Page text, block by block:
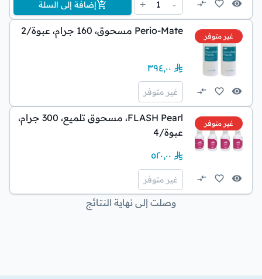
-
1
+ إضافة إلى السلة
غير متوفر Perio-Mate مسحوق، 160 جرام، عبوة/2
٣٩٤٫٠٠
غير متوفر
غير متوفر
FLASH Pearl، مسحوق تلميع، 300 جرام،
عبوة/4
٥٢٠٫٠٠
غير متوفر
وصلت إلى نهاية النتائج